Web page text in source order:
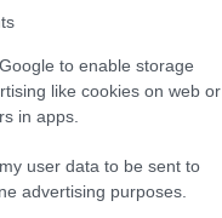
to enable storage
like cookies on web or
in apps.
user data to be sent to
advertising purposes.
és védi a szívet